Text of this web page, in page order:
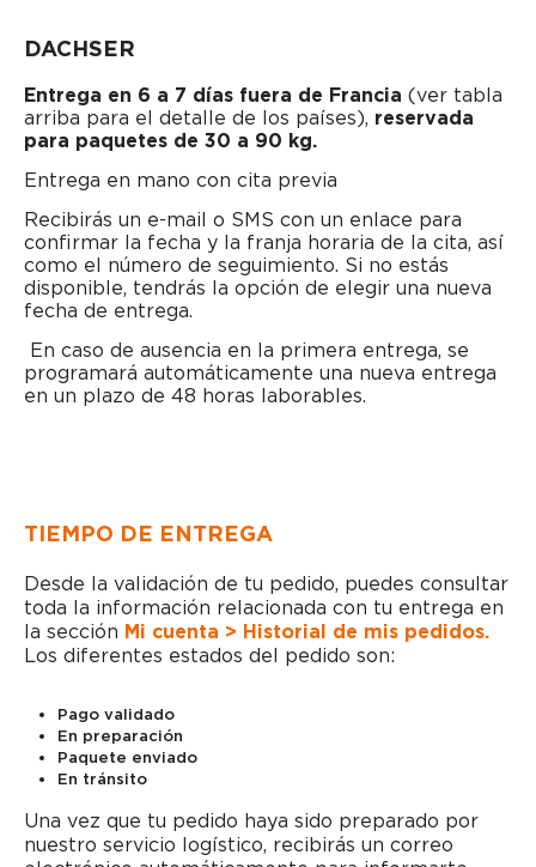
DACHSER
Entrega en 6 a 7 días fuera de Francia (ver tabla
arriba para el detalle de los países), reservada
para paquetes de 30 a 90 kg.
Entrega en mano con cita previa
Recibirás un e-mail o SMS con un enlace para
confirmar la fecha y la franja horaria de la cita, así
como el número de seguimiento. Si no estás
disponible, tendrás la opción de elegir una nueva
fecha de entrega.
En caso de ausencia en la primera entrega, se
programará automáticamente una nueva entrega
en un plazo de 48 horas laborables.
TIEMPO DE ENTREGA
Desde la validación de tu pedido, puedes consultar
toda la información relacionada con tu entrega en
la sección Mi cuenta > Historial de mis pedidos.
Los diferentes estados del pedido son:
Pago validado
En preparación
Paquete enviado
En tránsito
Una vez que tu pedido haya sido preparado por
nuestro servicio logístico, recibirás un correo